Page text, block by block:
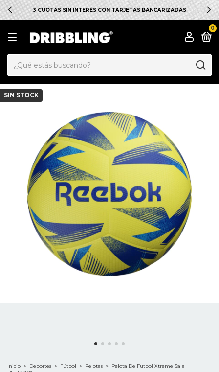
3 CUOTAS SIN INTERÉS CON TARJETAS BANCARIZADAS
0
SIN STOCK
Inicio > Deportes > Fútbol > Pelotas > Pelota De Futbol Xtreme Sala |